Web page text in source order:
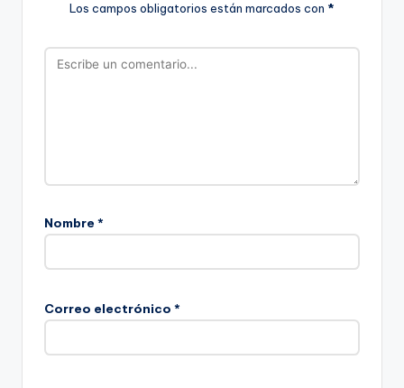
Los campos obligatorios están marcados con *
Nombre *
Correo electrónico *